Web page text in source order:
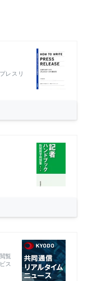
レスリ
覧
ス